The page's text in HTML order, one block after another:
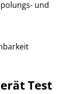
und
Test